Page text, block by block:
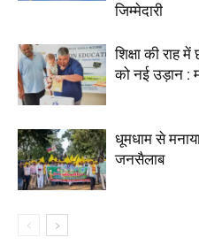
जिम्मेदारी
शिक्षा की राह
को नई उड़ान :
धूमधाम से
जनसैलाब